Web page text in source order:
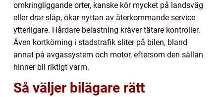
omkringliggande orter, kanske kör mycket på landsväg
eller drar släp, ökar nyttan av återkommande service
ytterligare. Hårdare belastning kräver tätare kontroller.
Även kortkörning i stadstrafik sliter på bilen, bland
annat på avgassystem och motor, eftersom den sällan
hinner bli riktigt varm.
Så väljer bilägare rätt